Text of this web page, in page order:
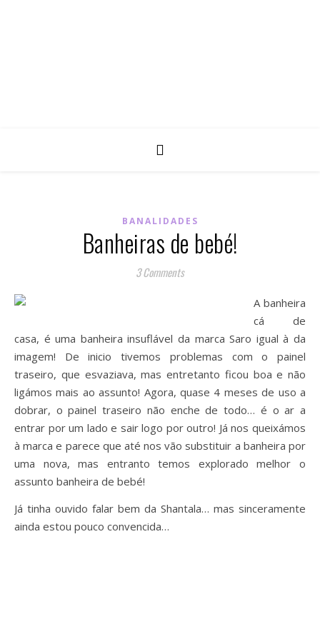
BANALIDADES
Banheiras de bebé!
3 Comments
A banheira
cá de
casa, é uma banheira insuflável da marca Saro igual à da
imagem! De inicio tivemos problemas com o painel
traseiro, que esvaziava, mas entretanto ficou boa e não
ligámos mais ao assunto! Agora, quase 4 meses de uso a
dobrar, o painel traseiro não enche de todo… é o ar a
entrar por um lado e sair logo por outro! Já nos queixámos
à marca e parece que até nos vão substituir a banheira por
uma nova, mas entranto temos explorado melhor o
assunto banheira de bebé!
Já tinha ouvido falar bem da Shantala… mas sinceramente
ainda estou pouco convencida…